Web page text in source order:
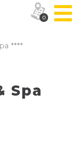
****
Spa
0